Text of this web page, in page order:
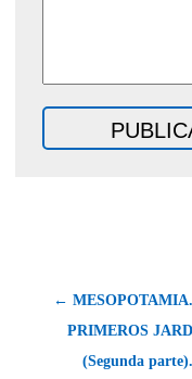
←
PRIMEROS
(Segunda